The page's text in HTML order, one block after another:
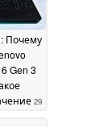
Почему
Gen 3
29